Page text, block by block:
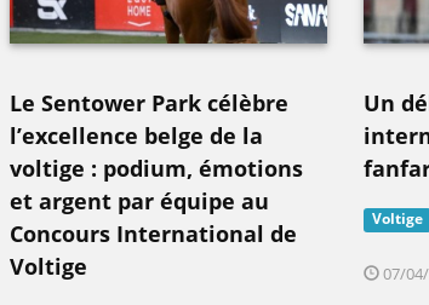
Le Sentower Park célèbre
l’excellence belge de la
voltige : podium, émotions
et argent par équipe au
Concours International de
Voltige
Un
Voltige
07/